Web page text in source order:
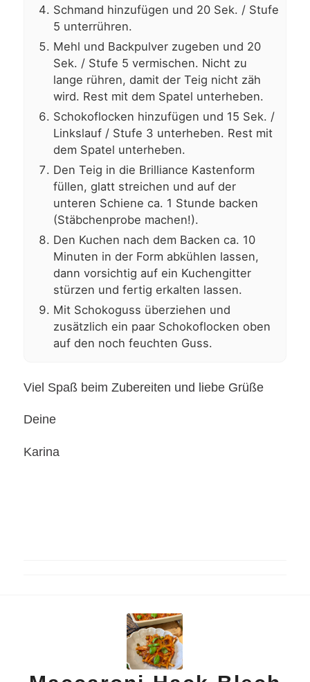
Schmand hinzufügen und 20 Sek. / Stufe
5 unterrühren.
Mehl und Backpulver zugeben und 20
Sek. / Stufe 5 vermischen. Nicht zu
lange rühren, damit der Teig nicht zäh
wird. Rest mit dem Spatel unterheben.
Schokoflocken hinzufügen und 15 Sek. /
Linkslauf / Stufe 3 unterheben. Rest mit
dem Spatel unterheben.
Den Teig in die Brilliance Kastenform
füllen, glatt streichen und auf der
unteren Schiene ca. 1 Stunde backen
(Stäbchenprobe machen!).
Den Kuchen nach dem Backen ca. 10
Minuten in der Form abkühlen lassen,
dann vorsichtig auf ein Kuchengitter
stürzen und fertig erkalten lassen.
Mit Schokoguss überziehen und
zusätzlich ein paar Schokoflocken oben
auf den noch feuchten Guss.
Viel Spaß beim Zubereiten und liebe Grüße
Deine
Karina